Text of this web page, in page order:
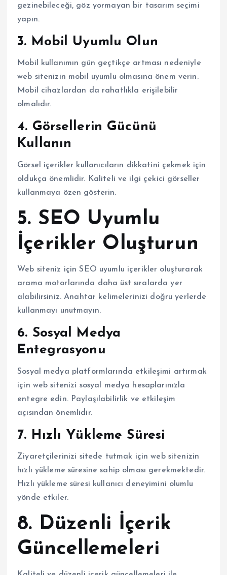
gezinebileceği, göz yormayan bir tasarım seçimi
yapın.
3. Mobil Uyumlu Olun
Mobil kullanımın gün geçtikçe artması nedeniyle
web sitenizin mobil uyumlu olmasına önem verin.
Mobil cihazlardan da rahatlıkla erişilebilir
olmalıdır.
4. Görsellerin Gücünü
Kullanın
Görsel içerikler kullanıcıların dikkatini çekmek için
oldukça önemlidir. Kaliteli ve ilgi çekici görseller
kullanmaya özen gösterin.
5. SEO Uyumlu
İçerikler Oluşturun
Web siteniz için SEO uyumlu içerikler oluşturarak
arama motorlarında daha üst sıralarda yer
alabilirsiniz. Anahtar kelimelerinizi doğru yerlerde
kullanmayı unutmayın.
6. Sosyal Medya
Entegrasyonu
Sosyal medya platformlarında etkileşimi artırmak
için web sitenizi sosyal medya hesaplarınızla
entegre edin. Paylaşılabilirlik ve etkileşim
açısından önemlidir.
7. Hızlı Yükleme Süresi
Ziyaretçilerinizi sitede tutmak için web sitenizin
hızlı yükleme süresine sahip olması gerekmektedir.
Hızlı yükleme süresi kullanıcı deneyimini olumlu
yönde etkiler.
8. Düzenli İçerik
Güncellemeleri